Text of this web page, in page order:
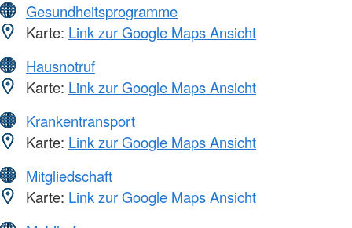
Gesundheitsprogramme
Karte: Link zur Google Maps Ansicht
Hausnotruf
Karte: Link zur Google Maps Ansicht
Krankentransport
Karte: Link zur Google Maps Ansicht
Mitgliedschaft
Karte: Link zur Google Maps Ansicht